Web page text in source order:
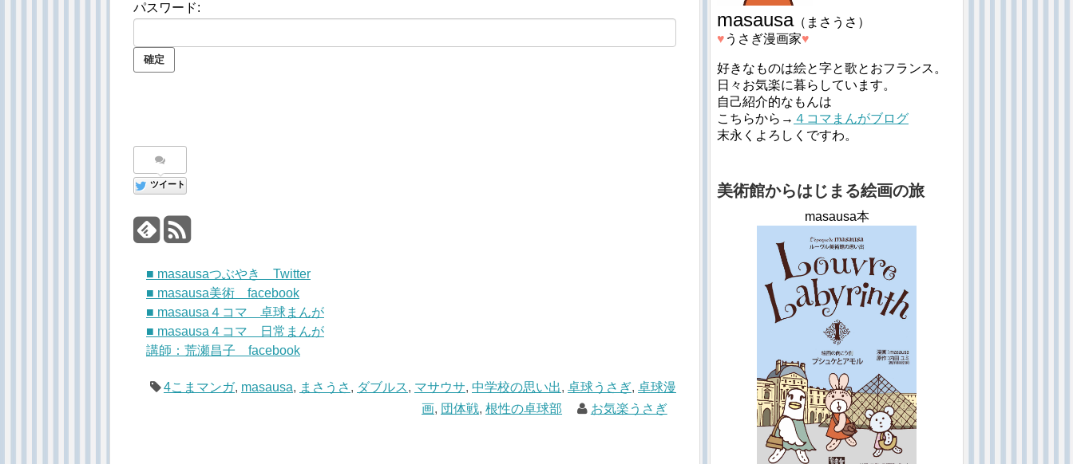
パスワード:
ツイート
■ masausaつぶやき Twitter
■ masausa美術 facebook
■ masausa４コマ 卓球まんが
■ masausa４コマ 日常まんが
講師：荒瀬昌子 facebook
4こまマンガ, masausa, まさうさ , ダブルス, マサウサ, 中学校の思い出, 卓球うさぎ, 卓球漫
画, 団体戦,根性の卓球部 お気楽うさぎ
masausa（まさうさ）
♥︎ うさぎ漫画家♥︎
好きなものは絵と字と歌とおフランス。
日々お気楽に暮らしています。
自己紹介的なもんは
こちらから→ ４コマまんがブログ
末永くよろしくですわ。
美術館からはじまる絵画の旅
masausa本